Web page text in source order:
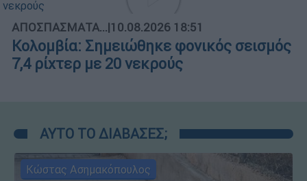
ΑΠΟΣΠΑΣΜΑΤΑ...|10.08.2026 18:51
Κολομβία: Σημειώθηκε φονικός σεισμός
7,4 ρίχτερ με 20 νεκρούς
ΑΥΤΟ ΤΟ ΔΙΑΒΑΣΕΣ;
Κώστας Ασημακόπουλος